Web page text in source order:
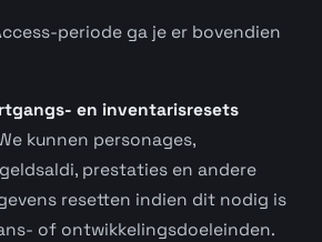
periode ga je er bovendien
en inventarisresets
kunnen personages,
prestaties en andere
resetten indien dit nodig is
of ontwikkelingsdoeleinden.